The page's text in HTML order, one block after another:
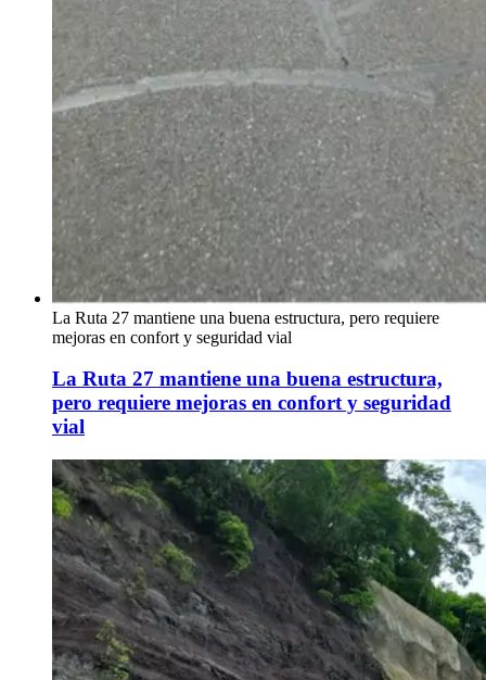
La Ruta 27 mantiene una buena estructura, pero requiere
mejoras en confort y seguridad vial
La Ruta 27 mantiene una buena estructura,
pero requiere mejoras en confort y seguridad
vial